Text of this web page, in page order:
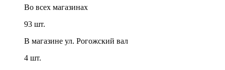
Во всех магазинах
93 шт.
В магазине ул. Рогожский вал
4 шт.